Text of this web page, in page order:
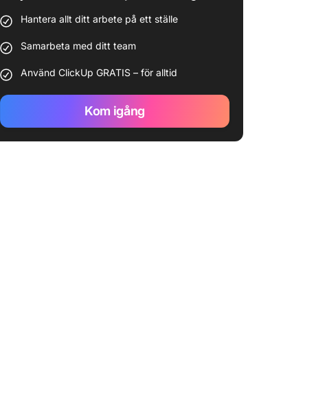
Hantera allt ditt arbete på ett ställe
Samarbeta med ditt team
Använd ClickUp GRATIS – för alltid
Kom igång